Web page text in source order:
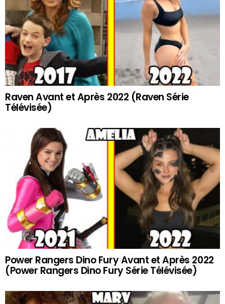
Raven Avant et Après 2022 (Raven Série
Télévisée)
Power Rangers Dino Fury Avant et Après 2022
(Power Rangers Dino Fury Série Télévisée)